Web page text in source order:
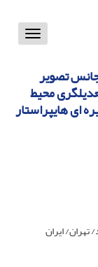
Toggle
تصویر
محیط
ای هایپراستار
ایران